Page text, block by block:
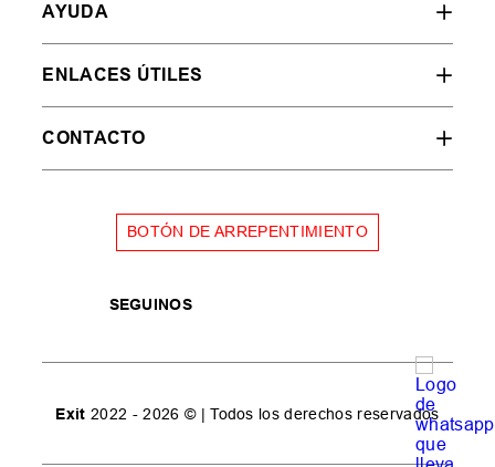
AYUDA
ENLACES ÚTILES
CONTACTO
BOTÓN DE ARREPENTIMIENTO
SEGUINOS
Exit 2022 - 2026 © | Todos los derechos reservados